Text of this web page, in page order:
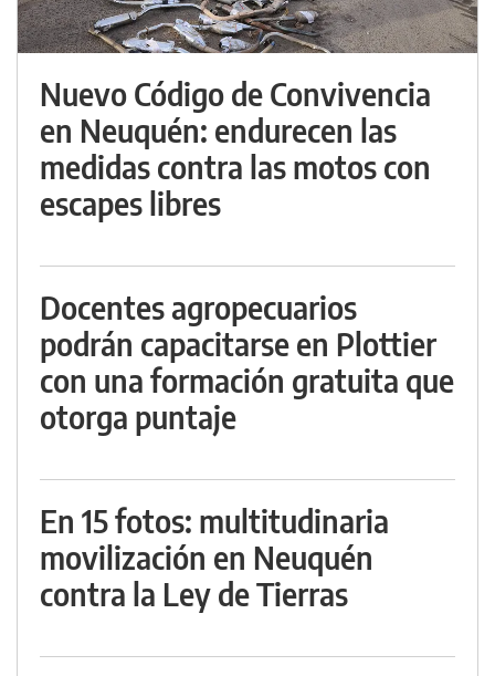
Nuevo Código de Convivencia
en Neuquén: endurecen las
medidas contra las motos con
escapes libres
Docentes agropecuarios
podrán capacitarse en Plottier
con una formación gratuita que
otorga puntaje
En 15 fotos: multitudinaria
movilización en Neuquén
contra la Ley de Tierras